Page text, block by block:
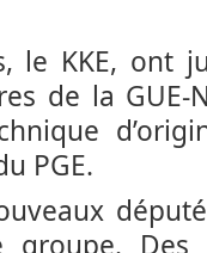
le KKE, ont
de la
PGE.